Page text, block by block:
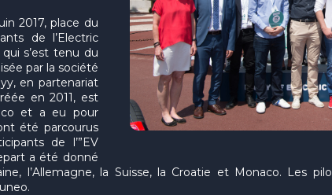
2017, place du
de l’Electric
s’est tenu du
par la société
en partenariat
en 2011, est
et a eu pour
été parcourus
de l’”EV
a été donné
l’Allemagne, la Suisse, la Croatie et Monaco. Les